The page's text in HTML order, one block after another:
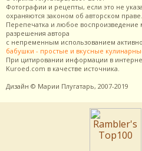
Фотографии и рецепты, если это не
охраняются законом об авторском праве.
Перепечатка и любое
разрешения автора
с непременным использованием
бабушки - простые и вкусные
При цитировании информации в
Kuroed.com в качестве источника.
Дизайн © Марии Плугатарь, 2007-2019